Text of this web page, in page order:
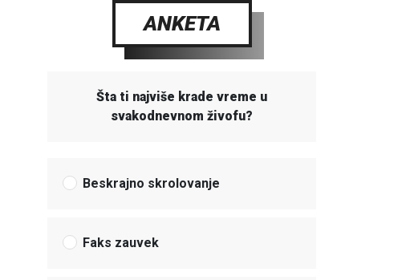
ANKETA
Šta ti najviše krade vreme u
svakodnevnom živofu?
Beskrajno skrolovanje
Faks zauvek